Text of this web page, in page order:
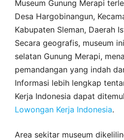
Museum Gunung Merapi
Desa Hargobinangun,
Kabupaten Sleman, Daerah
Secara geografis, museum
selatan Gunung Merapi,
pemandangan yang indah
Informasi lebih lengkap
Kerja Indonesia dapat
Lowongan Kerja Indonesia.
Area sekitar museum